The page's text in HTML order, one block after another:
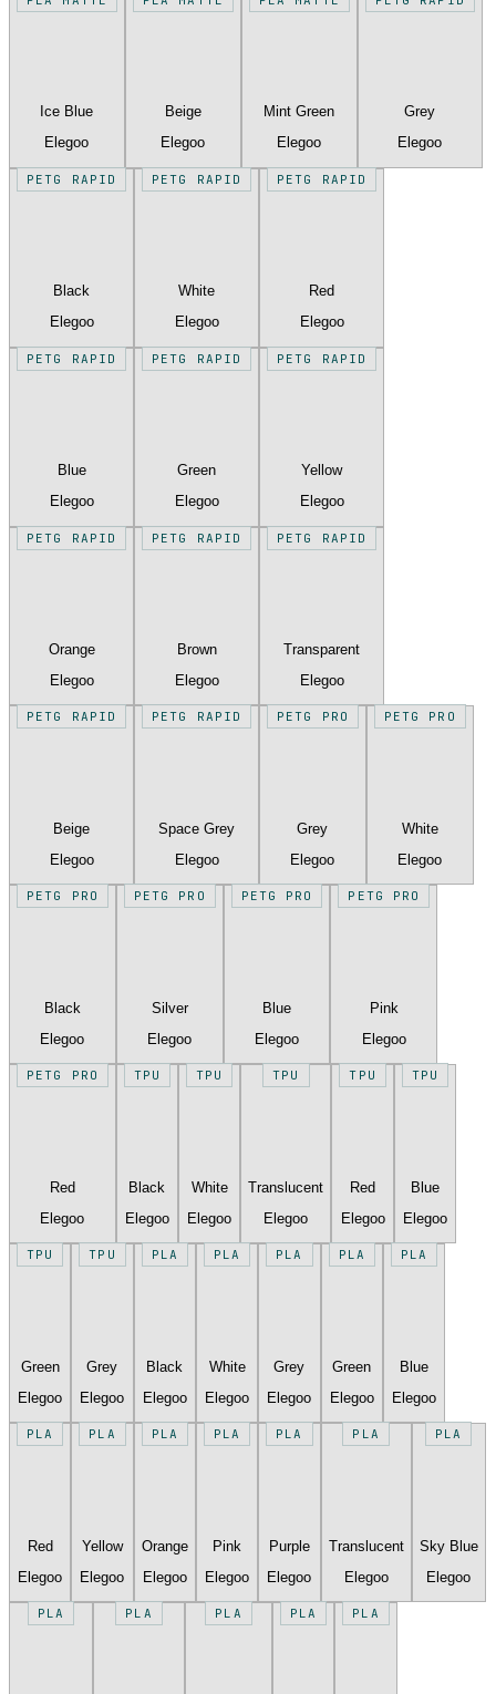
Ice Blue
Elegoo
Beige
Elegoo
Mint Green
Elegoo
Grey
Elegoo
PETG RAPID
Black
Elegoo
PETG RAPID
White
Elegoo
PETG RAPID
Red
Elegoo
PETG RAPID
Blue
Elegoo
PETG RAPID
Green
Elegoo
PETG RAPID
Yellow
Elegoo
PETG RAPID
Orange
Elegoo
PETG RAPID
Brown
Elegoo
PETG RAPID
Transparent
Elegoo
PETG RAPID
Beige
Elegoo
PETG RAPID
Space Grey
Elegoo
PETG PRO
Grey
Elegoo
PETG PRO
White
Elegoo
PETG PRO
Black
Elegoo
PETG PRO
Silver
Elegoo
PETG PRO
Blue
Elegoo
PETG PRO
Pink
Elegoo
PETG PRO
Red
Elegoo
TPU
Black
Elegoo
TPU
White
Elegoo
TPU
Translucent
Elegoo
TPU
Red
Elegoo
TPU
Blue
Elegoo
TPU
Green
Elegoo
TPU
Grey
Elegoo
PLA
Black
Elegoo
PLA
White
Elegoo
PLA
Grey
Elegoo
PLA
Green
Elegoo
PLA
Blue
Elegoo
PLA
Red
Elegoo
PLA
Yellow
Elegoo
PLA
Orange
Elegoo
PLA
Pink
Elegoo
PLA
Purple
Elegoo
PLA
Translucent
Elegoo
PLA
Sky Blue
Elegoo
PLA PLA PLA PLA PLA